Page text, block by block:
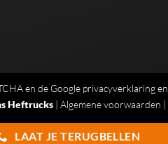
en de Google privacyverklaringen
Heftrucks| Algemene voorwaarden |
LAAT JE TERUGBELLEN